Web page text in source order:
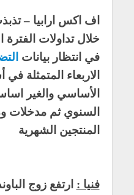
اف اكس ارابيا –
خلال تداولات الفترة
في انتظار بيانات
الاربعاء المتمثلة
الأساسي والغير
السنوي ثم مدخلات
المنتجين الشهرية
فنيا : ارتفع زوج